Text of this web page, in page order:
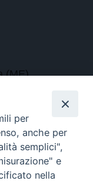
(ME)
alle 12.30
per
anche per
semplici",
e
nella